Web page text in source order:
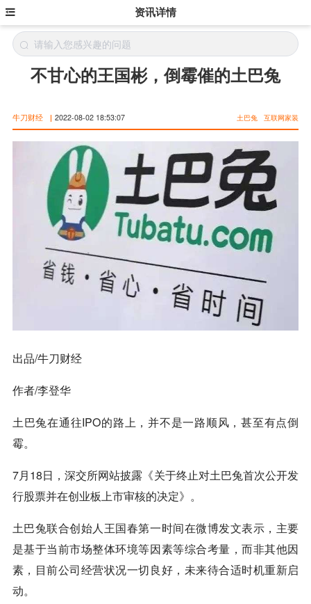
资讯详情
不甘心的王国彬，倒霉催的土巴兔
牛刀财经 | 2022-08-02 18:53:07 土巴兔 互联网家装
出品/牛刀财经
作者/李登华
土巴兔在通往IPO的路上，并不是一路顺风，甚至有点倒
霉。
7月18日，深交所网站披露《关于终止对土巴兔首次公开发
行股票并在创业板上市审核的决定》。
土巴兔联合创始人王国春第一时间在微博发文表示，主要
是基于当前市场整体环境等因素等综合考量，而非其他因
素，目前公司经营状况一切良好，未来待合适时机重新启
动。